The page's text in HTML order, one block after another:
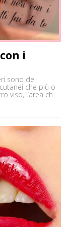
i
sono dei
che più o
l’area che
pH della pelle,
prodotti